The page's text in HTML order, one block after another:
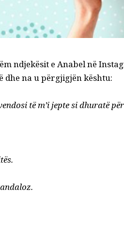
ndjekësit e Anabel në
dhe na u përgjigjën kështu:
të m’i jepte si dhuratë